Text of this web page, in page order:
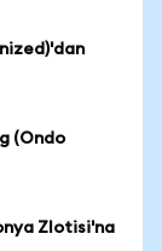
(Ondo
Zlotisi'na